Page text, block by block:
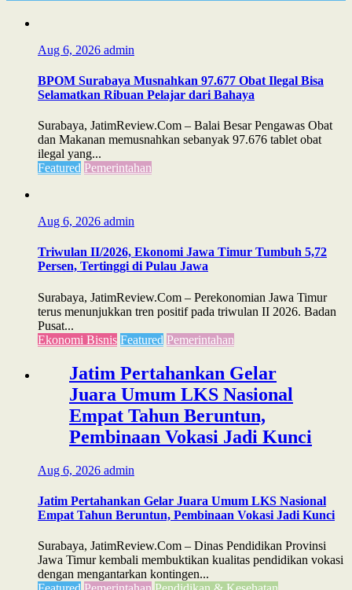
Aug 6, 2026 admin
BPOM Surabaya Musnahkan 97.677 Obat Ilegal Bisa
Selamatkan Ribuan Pelajar dari Bahaya
Surabaya, JatimReview.Com – Balai Besar Pengawas Obat
dan Makanan memusnahkan sebanyak 97.676 tablet obat
ilegal yang...
Featured Pemerintahan
Aug 6, 2026 admin
Triwulan II/2026, Ekonomi Jawa Timur Tumbuh 5,72
Persen, Tertinggi di Pulau Jawa
Surabaya, JatimReview.Com – Perekonomian Jawa Timur
terus menunjukkan tren positif pada triwulan II 2026. Badan
Pusat...
Ekonomi Bisnis Featured Pemerintahan
Jatim Pertahankan Gelar
Juara Umum LKS Nasional
Empat Tahun Beruntun,
Pembinaan Vokasi Jadi Kunci
Aug 6, 2026 admin
Jatim Pertahankan Gelar Juara Umum LKS Nasional
Empat Tahun Beruntun, Pembinaan Vokasi Jadi Kunci
Surabaya, JatimReview.Com – Dinas Pendidikan Provinsi
Jawa Timur kembali membuktikan kualitas pendidikan vokasi
dengan mengantarkan kontingen...